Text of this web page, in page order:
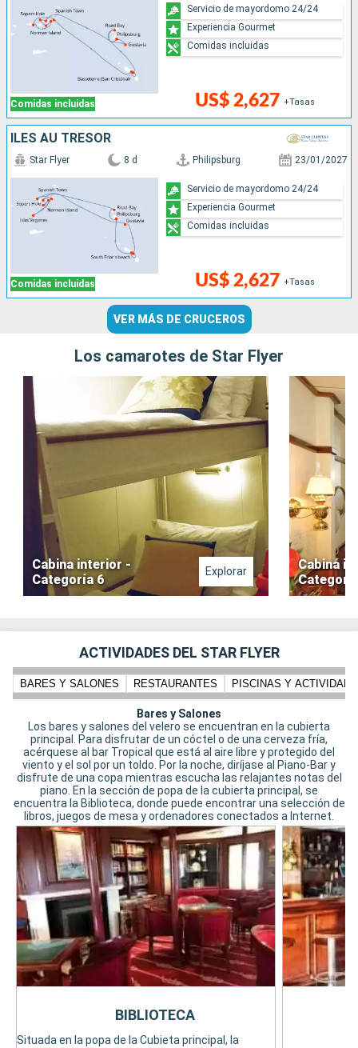
Comidas incluidas US$ 2,627 +Tasas
Servicio de mayordomo 24/24
Experiencia Gourmet
Comidas incluidas
ÎLES AU TRÉSOR
Comidas incluidas
Star Flyer 8 d Philipsburg 23/01/2027
US$ 2,627 +Tasas
Servicio de mayordomo 24/24
Experiencia Gourmet
Comidas incluidas
VER MÁS DE CRUCEROS
Los camarotes de Star Flyer
Cabina interior -
Categoría 6
Explorar
Cabina
ACTIVIDADES DEL STAR FLYER
BARES Y SALONES RESTAURANTES PISCINAS Y
Bares y Salones
Los bares y salones del velero se encuentran en la cubierta
principal. Para disfrutar de un cóctel o de una cerveza fría,
acérquese al bar Tropical que está al aire libre y protegido del
viento y el sol por un toldo. Por la noche, diríjase al Piano-Bar y
disfrute de una copa mientras escucha las relajantes notas del
piano. En la sección de popa de la cubierta principal, se
encuentra la Biblioteca, donde puede encontrar una selección de
libros, juegos de mesa y ordenadores conectados a Internet.
Situada en la popa de la Cubieta principal, la
BIBLIOTECA